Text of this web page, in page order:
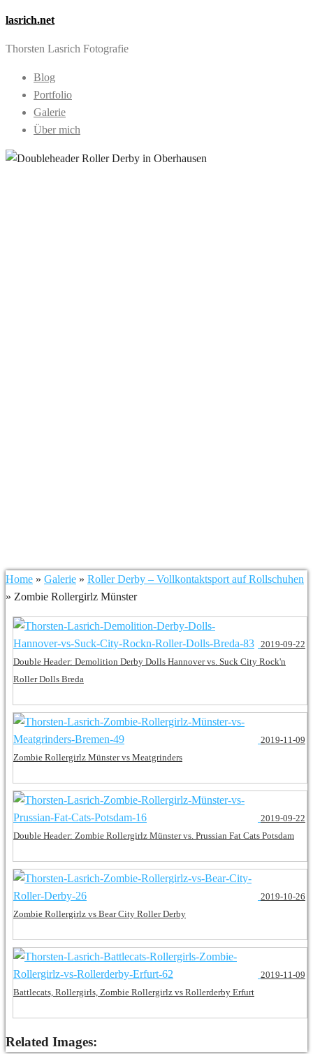
lasrich.net
Thorsten Lasrich Fotografie
Blog
Portfolio
Galerie
Über mich
Home » Galerie » Roller Derby – Vollkontaktsport auf Rollschuhen
» Zombie Rollergirlz Münster
2019-09-22
Double Header: Demolition Derby Dolls Hannover vs. Suck City Rock'n
Roller Dolls Breda
2019-11-09
Zombie Rollergirlz Münster vs Meatgrinders
2019-09-22
Double Header: Zombie Rollergirlz Münster vs. Prussian Fat Cats Potsdam
2019-10-26
Zombie Rollergirlz vs Bear City Roller Derby
2019-11-09
Battlecats, Rollergirls, Zombie Rollergirlz vs Rollerderby Erfurt
Related Images: